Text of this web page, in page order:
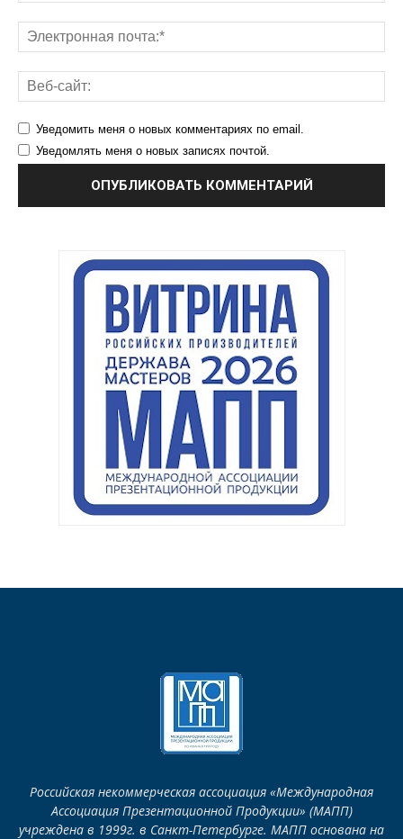
Уведомить меня о новых комментариях по email.
Уведомлять меня о новых записях почтой.
Российская некоммерческая ассоциация «Международная
Ассоциация Презентационной Продукции» (МАПП)
учреждена в 1999г. в Санкт-Петербурге. МАПП основана на